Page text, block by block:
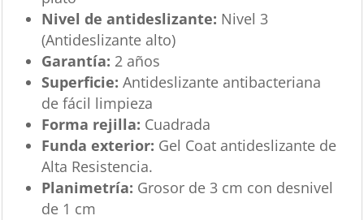
Nivel de antideslizante: Nivel 3
(Antideslizante alto)
Garantía: 2 años
Superficie: Antideslizante antibacteriana
de fácil limpieza
Forma rejilla: Cuadrada
Funda exterior: Gel Coat antideslizante de
Alta Resistencia.
Planimetría: Grosor de 3 cm con desnivel
de 1 cm